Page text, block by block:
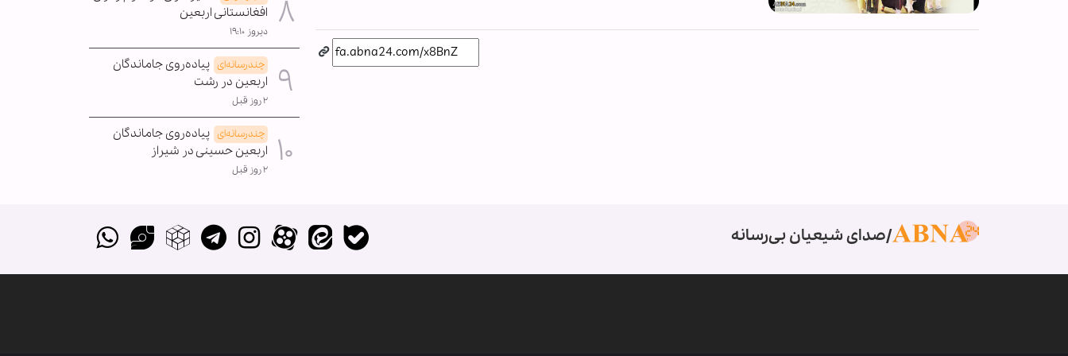
افغانستانی اربعین
دیروز ۱۹:۱۰
چندرسانه‌ای پیاده‌روی جاماندگان
اربعین در رشت
۲ روز قبل
چندرسانه‌ای پیاده‌روی جاماندگان
اربعین حسینی در شیراز
۲ روز قبل
صدای شیعیان بی‌رسانه